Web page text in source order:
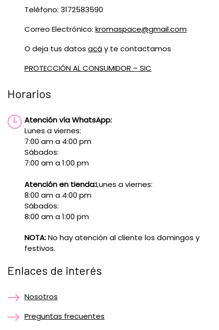
Teléfono: 3172583590
Correo Electrónico: kromaspace@gmail.com
O deja tus datos acáy te contactamos
PROTECCIÓN AL CONSUMIDOR – SIC
Horarios
Atención vía WhatsApp:
Lunes a viernes:
7:00 am a 4:00 pm
Sábados:
7:00 am a 1:00 pm
Atención en tienda:Lunes a viernes:
8:00 am a 4:00 pm
Sábados:
8:00 am a 1:00 pm
NOTA:No hay atención al cliente los domingos y
festivos.
Enlaces de interés
Nosotros
Preguntas frecuentes